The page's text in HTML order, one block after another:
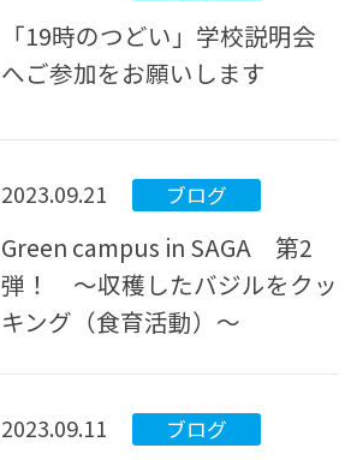
「19時のつどい」学校説明会
へご参加をお願いします
2023.09.21 ブログ
Green campus in SAGA 第2
弾！ ～収穫したバジルをクッ
キング（食育活動）～
2023.09.11 ブログ